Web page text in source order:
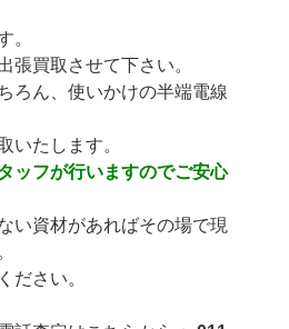
。
張買取させて下さい。
ろん、使いかけの半端電線
いたします。
ッフが行いますのでご安心
い資材があればその場で現
ださい。